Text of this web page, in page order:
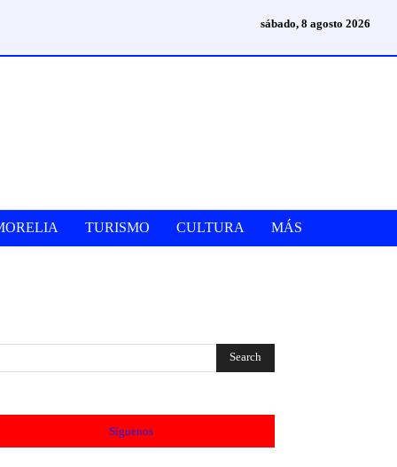
sábado, 8 agosto 2026
TURISMO CULTURA MÁS
Síguenos